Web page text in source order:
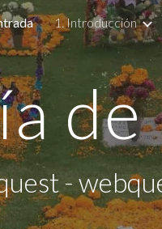
content1. Introducción
-